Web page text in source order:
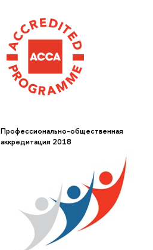
Профессионально-общественная
аккредитация 2018